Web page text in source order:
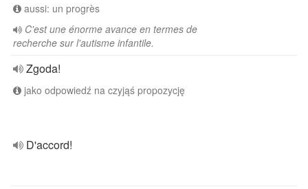
aussi: un progrès
C'est une énorme avance en termes de
recherche sur l'autisme infantile.
Zgoda!
jako odpowiedź na czyjąś propozycję
D'accord!